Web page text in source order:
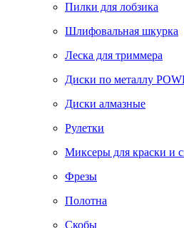
Пилки для лобзика
Шлифовальная шкурка
Леска для триммера
Диски по металлу
Диски алмазные
Рулетки
Миксеры для краски и
Фрезы
Полотна
Скобы